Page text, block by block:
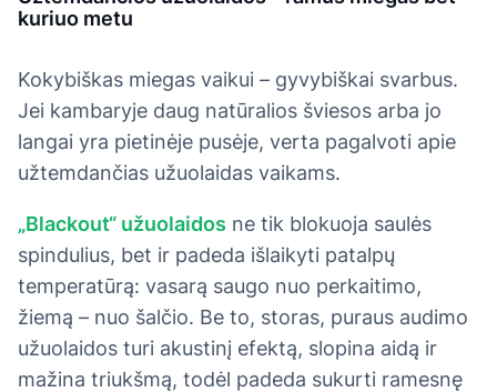
kuriuo metu
Kokybiškas miegas vaikui – gyvybiškai svarbus.
Jei kambaryje daug natūralios šviesos arba jo
langai yra pietinėje pusėje, verta pagalvoti apie
užtemdančias užuolaidas vaikams.
„Blackout“ užuolaidos ne tik blokuoja saulės
spindulius, bet ir padeda išlaikyti patalpų
temperatūrą: vasarą saugo nuo perkaitimo,
žiemą – nuo šalčio. Be to, storas, puraus audimo
užuolaidos turi akustinį efektą, slopina aidą ir
mažina triukšmą, todėl padeda sukurti ramesnę